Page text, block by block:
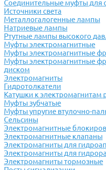
Соединительные муфты для
Источники света
Металлогалогенные лампы
Натриевые лампы
Ртутные лампы высокого
Муфты электромагнитные
Муфты электромагнитные
Муфты электромагнитные
диском
Электромагниты
Гидротолкатели
Катушки к электромагнитам
Муфты зубчатые
Муфты упругие втулочно-
Сельсины
Электромагнитные
Электромагнитные клапаны
Электромагниты для
Электромагниты для
Электромагниты тормозные